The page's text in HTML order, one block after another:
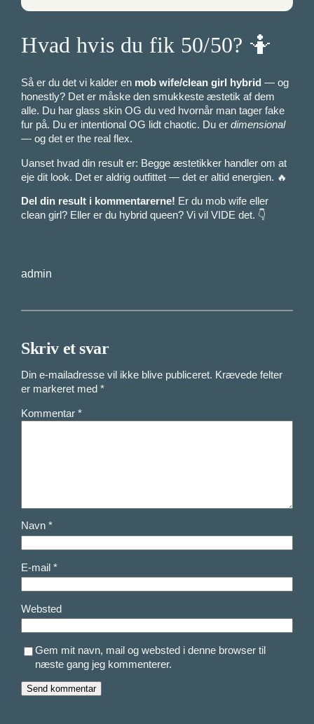
Hvad hvis du fik 50/50? 🤷
Så er du det vi kalder en mob wife/clean girl hybrid — og
honestly? Det er måske den smukkeste æstetik af dem
alle. Du har glass skin OG du ved hvornår man tager fake
fur på. Du er intentional OG lidt chaotic. Du erdimensional
— og det er the real flex.
Uanset hvad din result er: Begge æstetikker handler om at
eje dit look. Det er aldrig outfittet — det er altid energien. 🔥
Del din result i kommentarerne! Er du mob wife eller
clean girl? Eller er du hybrid queen? Vi vil VIDE det. 👇
admin
Skriv et svar
Din e-mailadresse vil ikke blive publiceret. Krævede felter
er markeret med*
Kommentar*
Navn*
E-mail*
Websted
Gem mit navn, mail og websted i denne browser til
næste gang jeg kommenterer.